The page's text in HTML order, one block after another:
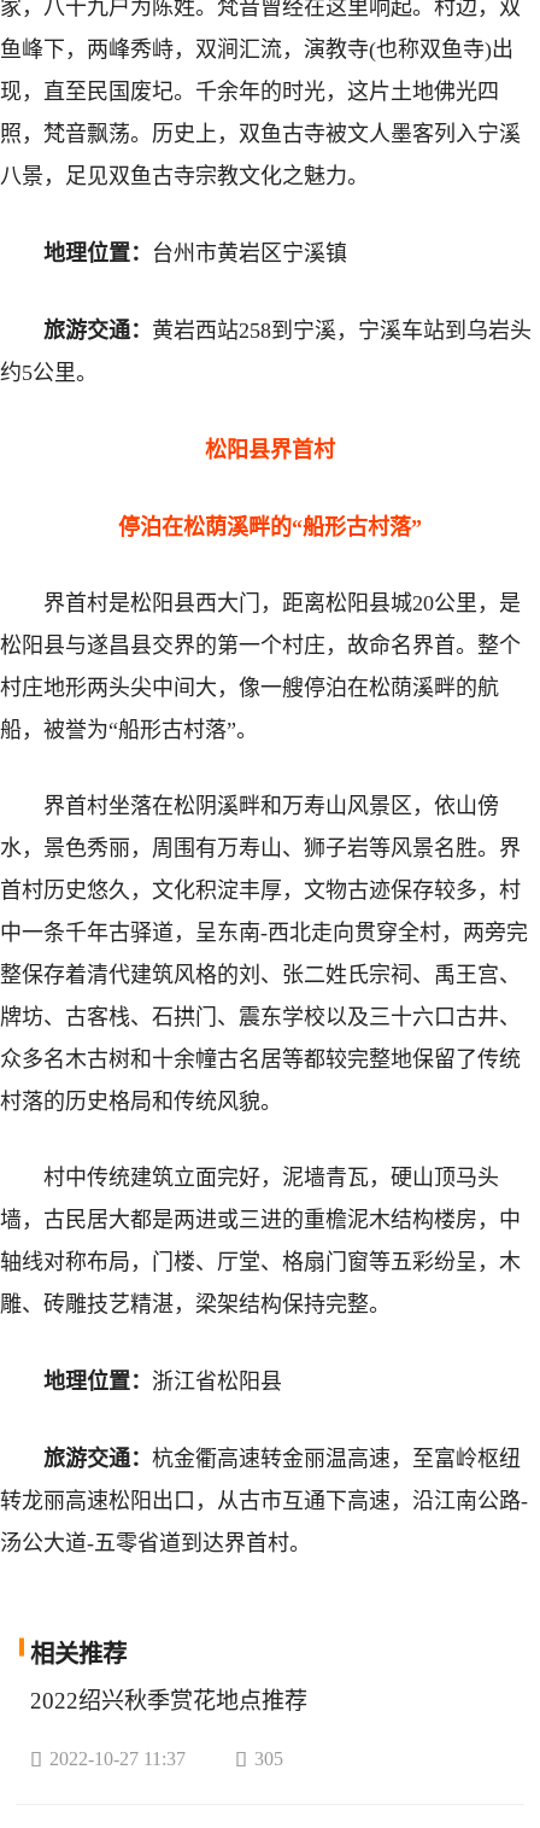
家，八十九户为陈姓。梵音曾经在这里响起。村边，双
鱼峰下，两峰秀峙，双涧汇流，演教寺(也称双鱼寺)出
现，直至民国废圮。千余年的时光，这片土地佛光四
照，梵音飘荡。历史上，双鱼古寺被文人墨客列入宁溪
八景，足见双鱼古寺宗教文化之魅力。
地理位置： 台州市黄岩区宁溪镇
旅游交通： 黄岩西站258到宁溪，宁溪车站到乌岩头
约5公里。
松阳县界首村
停泊在松荫溪畔的“船形古村落”
界首村是松阳县西大门，距离松阳县城20公里，是
松阳县与遂昌县交界的第一个村庄，故命名界首。整个
村庄地形两头尖中间大，像一艘停泊在松荫溪畔的航
船，被誉为“船形古村落”。
界首村坐落在松阴溪畔和万寿山风景区，依山傍
水，景色秀丽，周围有万寿山、狮子岩等风景名胜。界
首村历史悠久，文化积淀丰厚，文物古迹保存较多，村
中一条千年古驿道，呈东南-西北走向贯穿全村，两旁完
整保存着清代建筑风格的刘、张二姓氏宗祠、禹王宫、
牌坊、古客栈、石拱门、震东学校以及三十六口古井、
众多名木古树和十余幢古名居等都较完整地保留了传统
村落的历史格局和传统风貌。
村中传统建筑立面完好，泥墙青瓦，硬山顶马头
墙，古民居大都是两进或三进的重檐泥木结构楼房，中
轴线对称布局，门楼、厅堂、格扇门窗等五彩纷呈，木
雕、砖雕技艺精湛，梁架结构保持完整。
地理位置： 浙江省松阳县
旅游交通： 杭金衢高速转金丽温高速，至富岭枢纽
转龙丽高速松阳出口，从古市互通下高速，沿江南公路-
汤公大道-五零省道到达界首村。
相关推荐
2022绍兴秋季赏花地点推荐
 2022-10-27 11:37  305